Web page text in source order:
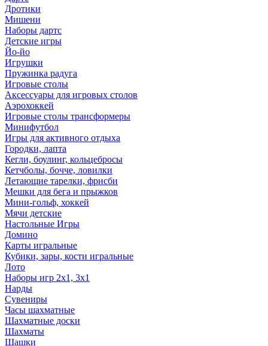
Дротики
Мишени
Наборы дартс
Детские игры
Йо-йо
Игрушки
Пружинка радуга
Игровые столы
Аксессуары для игровых столов
Аэрохоккей
Игровые столы трансформеры
Минифутбол
Игры для активного отдыха
Городки, лапта
Кегли, боулинг, кольцебросы
Кетчболы, бочче, ловилки
Летающие тарелки, фрисби
Мешки для бега и прыжков
Мини-гольф, хоккей
Мячи детские
Настольные Игры
Домино
Карты игральные
Кубики, зары, кости игральные
Лото
Наборы игр 2х1, 3х1
Нарды
Сувениры
Часы шахматные
Шахматные доски
Шахматы
Шашки